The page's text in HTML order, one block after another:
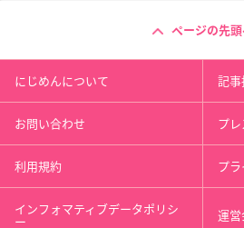
ページの先頭
にじめんについて 記
お問い合わせ プ
利用規約 プ
インフォマティブデータポリシ
ー 運